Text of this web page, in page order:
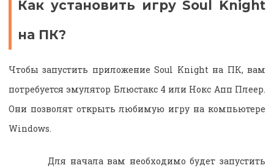
Как установить игру Soul Knight
на ПК?
Чтобы запустить приложение Soul Knight на ПК, вам
потребуется эмулятор Блюстакс 4 или Нокс Апп Плеер.
Они позволят открыть любимую игру на компьютере
Windows.
Для начала вам необходимо будет запустить